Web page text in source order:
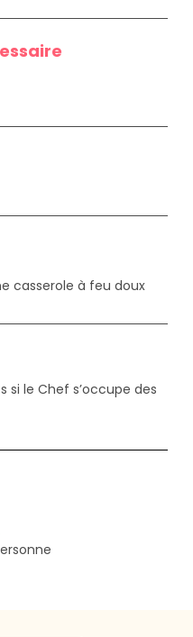
casserole à feu doux
le Chef s’occupe des